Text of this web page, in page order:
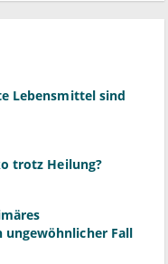
Lebensmittel sind
trotz Heilung?
ungewöhnlicher Fall